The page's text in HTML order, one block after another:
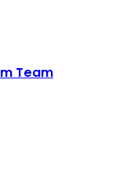
Team